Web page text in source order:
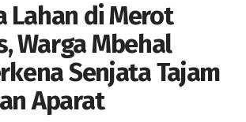
Lahan di Merot
Warga Mbehal
Senjata Tajam
Aparat